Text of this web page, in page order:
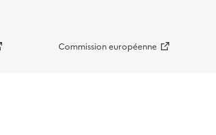
Commission européenne